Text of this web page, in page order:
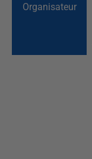
Organisateur